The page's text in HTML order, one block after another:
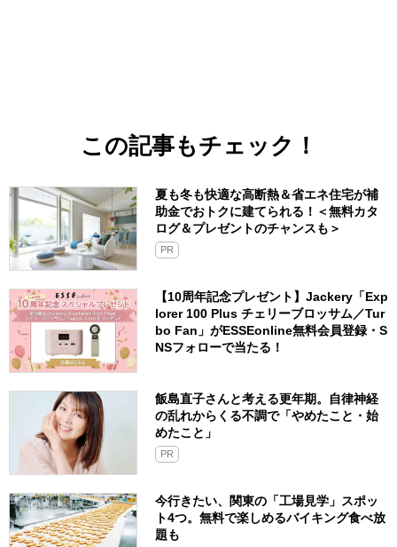
この記事もチェック！
夏も冬も快適な高断熱＆省エネ住宅が補
助金でおトクに建てられる！＜無料カタ
ログ＆プレゼントのチャンスも＞
PR
【10周年記念プレゼント】Jackery「Exp
lorer 100 Plus チェリーブロッサム／Tur
bo Fan」がESSEonline無料会員登録・S
NSフォローで当たる！
飯島直子さんと考える更年期。自律神経
の乱れからくる不調で「やめたこと・始
めたこと」
PR
今行きたい、関東の「工場見学」スポッ
ト4つ。無料で楽しめるバイキング食べ放
題も